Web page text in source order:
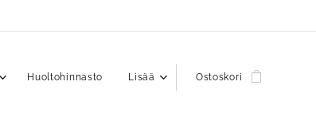
Huoltohinnasto Lisää Ostoskori